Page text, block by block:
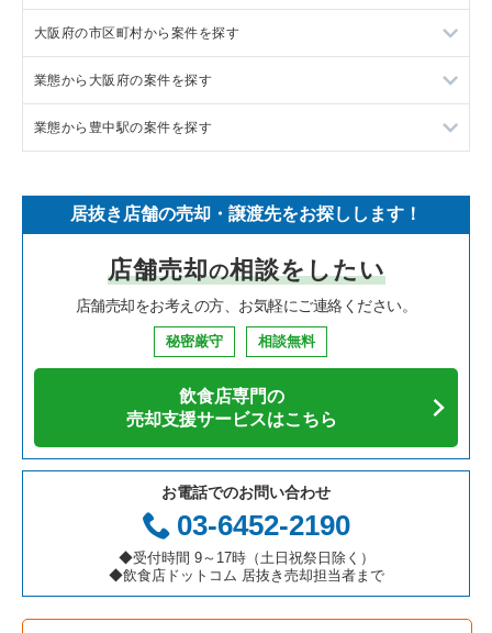
フランス料理の居抜き売却物件の案件一覧
イタリア料理の居抜き売却物件の案件一覧
中華の居抜き売却物件の案件一覧
寿司の居抜き売却物件の案件一覧
焼肉の居抜き売却物件の案件一覧
鉄板焼き・お好み焼の居抜き売却物件の案件一覧
カフェの居抜き売却物件の案件一覧
テイクアウトの居抜き売却物件の案件一覧
お弁当・惣菜・デリの居抜き売却物件の案件一覧
カラオケ・パブ・スナックの居抜き売却物件の案件一覧
バーの居抜き売却物件の案件一覧
東京23区の飲食店の居抜き売却物件の案件一覧
東京都下の飲食店の居抜き売却物件の案件一覧
千葉県の飲食店の居抜き売却物件の案件一覧
神奈川県の飲食店の居抜き売却物件の案件一覧
大阪府の飲食店の居抜き売却物件の案件一覧
兵庫県の飲食店の居抜き売却物件の案件一覧
愛知県の飲食店の居抜き売却物件の案件一覧
岐阜県の飲食店の居抜き売却物件の案件一覧
三重県の飲食店の居抜き売却物件の案件一覧
大阪府の市区町村から案件を探す
大阪市北区の飲食店の居抜き売却物件の案件一覧
大阪市中央区の飲食店の居抜き売却物件の案件一覧
堺市北区の飲食店の居抜き売却物件の案件一覧
堺市中区の飲食店の居抜き売却物件の案件一覧
大阪市西区の飲食店の居抜き売却物件の案件一覧
大阪市福島区の飲食店の居抜き売却物件の案件一覧
豊中市の飲食店の居抜き売却物件の案件一覧
大阪市都島区の飲食店の居抜き売却物件の案件一覧
大阪市阿倍野区の飲食店の居抜き売却物件の案件一覧
東大阪市の飲食店の居抜き売却物件の案件一覧
業態から大阪府の案件を探す
大阪府のラーメンの居抜き売却物件の案件一覧
大阪府のイタリア料理の居抜き売却物件の案件一覧
大阪府の中華の居抜き売却物件の案件一覧
大阪府のそば・うどんの居抜き売却物件の案件一覧
大阪府の焼肉の居抜き売却物件の案件一覧
大阪府の鉄板焼き・お好み焼の居抜き売却物件の案件一覧
大阪府のアジア料理の居抜き売却物件の案件一覧
大阪府のカフェの居抜き売却物件の案件一覧
大阪府のテイクアウトの居抜き売却物件の案件一覧
業態から豊中駅の案件を探す
豊中駅の鉄板焼き・お好み焼の居抜き売却物件の案件一覧
豊中駅のカフェの居抜き売却物件の案件一覧
豊中駅の居酒屋・ダイニングバーの居抜き売却物件の案件一覧
豊中駅のその他の居抜き売却物件の案件一覧
居抜き店舗の売却・譲渡先をお探しします！
店舗売却の相談をしたい
店舗売却をお考えの方、お気軽にご連絡ください。
秘密厳守 相談無料
飲食店専門の
売却支援サービスはこちら
お電話でのお問い合わせ
03-6452-2190
◆受付時間 9～17時（土日祝祭日除く）
◆飲食店ドットコム 居抜き売却担当者まで